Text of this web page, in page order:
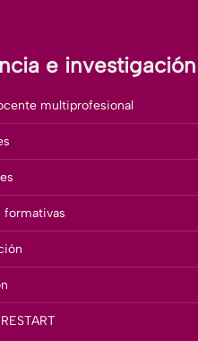
e investigación
multiprofesional
formativas